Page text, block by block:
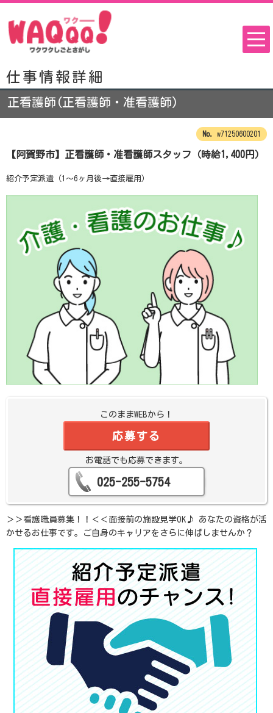
仕事情報詳細
正看護師(正看護師・准看護師)
w71250600201
【阿賀野市】正看護師・准看護師スタッフ（時給1,400円）
紹介予定派遣（1～6ヶ月後→直接雇用）
このままWEBから！
応募する
お電話でも応募できます。
025-255-5754
＞＞看護職員募集！！＜＜面接前の施設見学OK♪ あなたの資格が活
かせるお仕事です。ご自身のキャリアをさらに伸ばしませんか？